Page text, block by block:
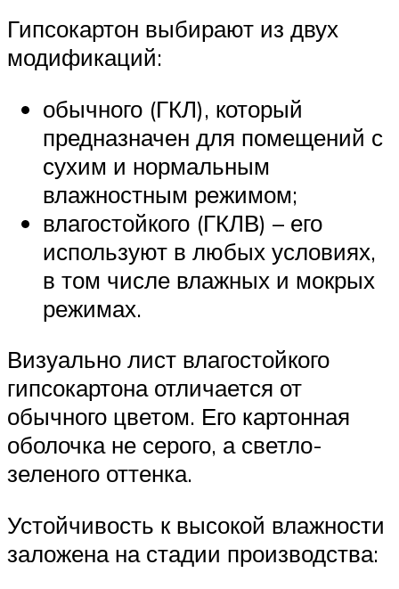
Гипсокартон выбирают из двух
модификаций:
обычного (ГКЛ), который
предназначен для помещений с
сухим и нормальным
влажностным режимом;
влагостойкого (ГКЛВ) – его
используют в любых условиях,
в том числе влажных и мокрых
режимах.
Визуально лист влагостойкого
гипсокартона отличается от
обычного цветом. Его картонная
оболочка не серого, а светло-
зеленого оттенка.
Устойчивость к высокой влажности
заложена на стадии производства: